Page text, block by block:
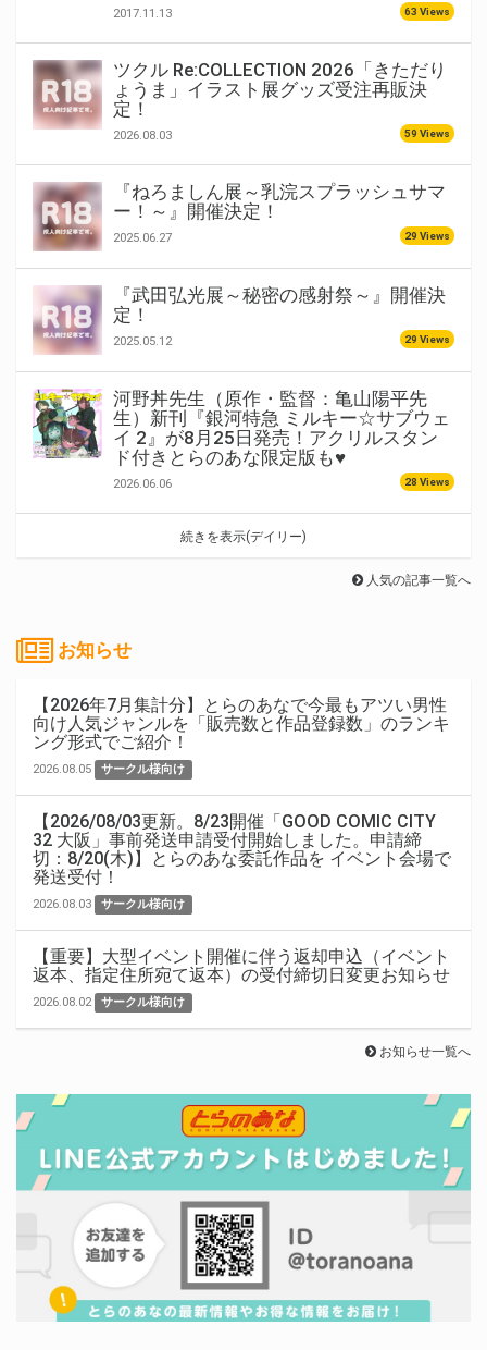
2017.11.13 63 Views
ツクル Re:COLLECTION 2026「きただり
ょうま」イラスト展グッズ受注再販決
定！
2026.08.03 59 Views
『ねろましん展～乳浣スプラッシュサマ
ー！～』開催決定！
2025.06.27 29 Views
『武田弘光展～秘密の感射祭～』開催決
定！
2025.05.12 29 Views
河野丼先生（原作・監督：亀山陽平先
生）新刊『銀河特急 ミルキー☆サブウェ
イ 2』が8月25日発売！アクリルスタン
ド付きとらのあな限定版も♥
2026.06.06 28 Views
続きを表示(デイリー)
人気の記事一覧へ
お知らせ
【2026年7月集計分】とらのあなで今最もアツい男性
向け人気ジャンルを「販売数と作品登録数」のランキ
ング形式でご紹介！
2026.08.05 サークル様向け
【2026/08/03更新。8/23開催「GOOD COMIC CITY
32 大阪」事前発送申請受付開始しました。申請締
切：8/20(木)】とらのあな委託作品を イベント会場で
発送受付！
2026.08.03 サークル様向け
【重要】大型イベント開催に伴う返却申込（イベント
返本、指定住所宛て返本）の受付締切日変更お知らせ
2026.08.02 サークル様向け
お知らせ一覧へ